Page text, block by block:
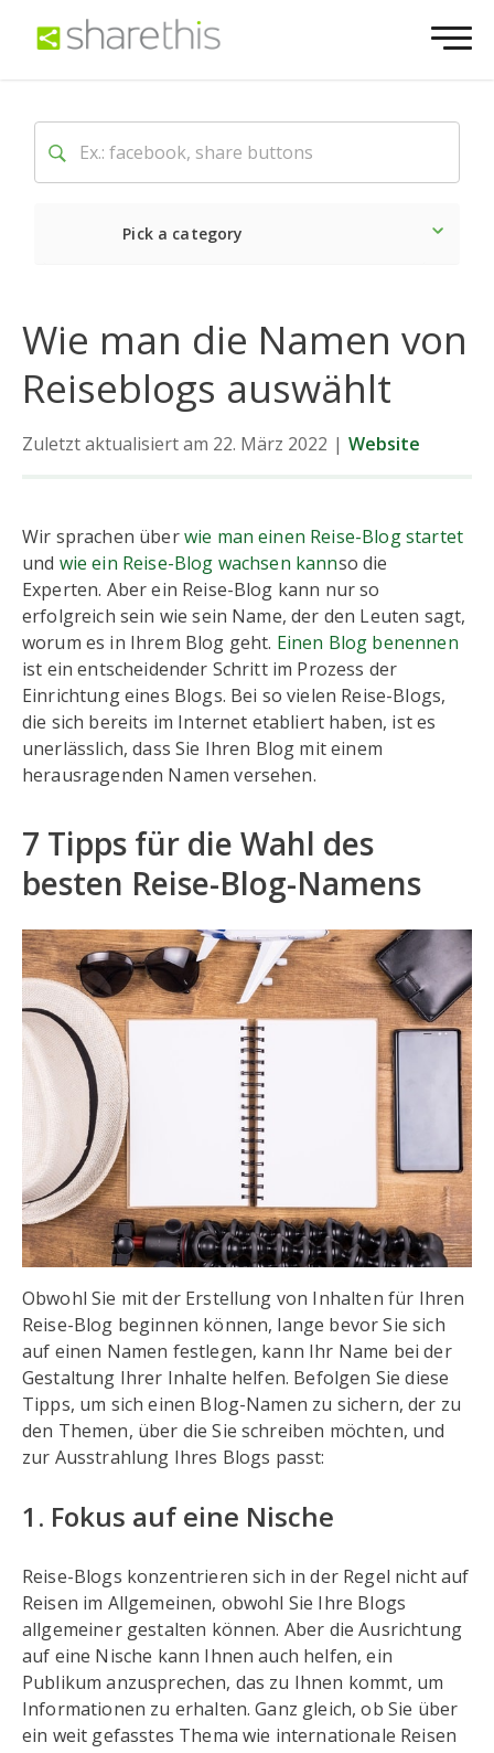
Pick a category
Wie man die Namen von
Reiseblogs auswählt
Zuletzt aktualisiert am 22. März 2022 | Website
Wir sprachen überwie man einen Reise-Blog startet
und wie ein Reise-Blog wachsen kannso die
Experten. Aber ein Reise-Blog kann nur so
erfolgreich sein wie sein Name, der den Leuten sagt,
worum es in Ihrem Blog geht. Einen Blog benennen
ist ein entscheidender Schritt im Prozess der
Einrichtung eines Blogs. Bei so vielen Reise-Blogs,
die sich bereits im Internet etabliert haben, ist es
unerlässlich, dass Sie Ihren Blog mit einem
herausragenden Namen versehen.
7 Tipps für die Wahl des
besten Reise-Blog-Namens
Obwohl Sie mit der Erstellung von Inhalten für Ihren
Reise-Blog beginnen können, lange bevor Sie sich
auf einen Namen festlegen, kann Ihr Name bei der
Gestaltung Ihrer Inhalte helfen. Befolgen Sie diese
Tipps, um sich einen Blog-Namen zu sichern, der zu
den Themen, über die Sie schreiben möchten, und
zur Ausstrahlung Ihres Blogs passt:
1. Fokus auf eine Nische
Reise-Blogs konzentrieren sich in der Regel nicht auf
Reisen im Allgemeinen, obwohl Sie Ihre Blogs
allgemeiner gestalten können. Aber die Ausrichtung
auf eine Nische kann Ihnen auch helfen, ein
Publikum anzusprechen, das zu Ihnen kommt, um
Informationen zu erhalten. Ganz gleich, ob Sie über
ein weit gefasstes Thema wie internationale Reisen